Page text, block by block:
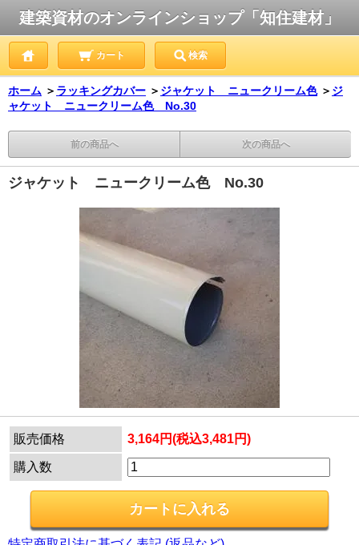
建築資材のオンラインショップ「知住建材」
カート 検索
ホーム ＞ ラッキングカバー ＞ ジャケット ニュークリーム色 ＞ ジ
ャケット ニュークリーム色 No.30
前の商品へ 次の商品へ
ジャケット ニュークリーム色 No.30
販売価格 3,164円(税込3,481円)
購入数